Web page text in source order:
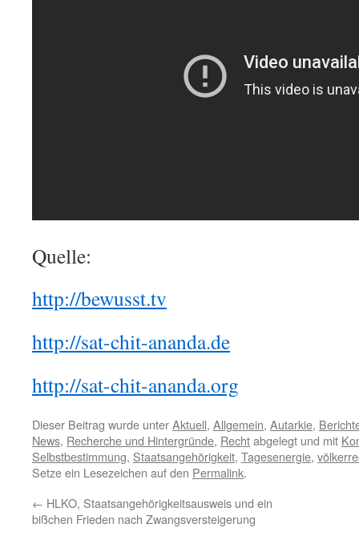
Quelle:
http://bewusst.tv
http://sat-chit-ananda.de
http://sat-chit-ananda.org
Dieser Beitrag wurde unterAktuell, Allgemein, Autarkie,
News, Recherche und Hintergründe, Rechtabgelegt und mit
Selbstbestimmung, Staatsangehörigkeit, Tagesenergie,
Setze ein Lesezeichen auf den Permalink.
← HLKO, Staatsangehörigkeitsausweis und ein
bißchen Frieden nach Zwangsversteigerung